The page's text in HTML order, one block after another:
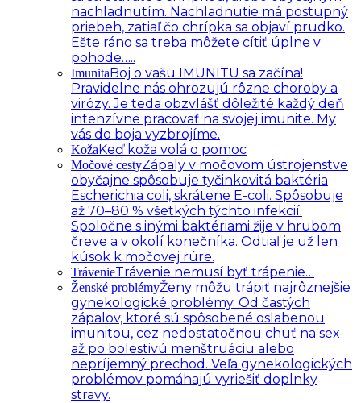
nachladnutím. Nachladnutie má postupný
priebeh, zatiaľ čo chrípka sa objaví prudko.
Ešte ráno sa treba môžete cítiť úplne v
pohode…..
ImunitaBoj o vašu IMUNITU sa začína!
Pravidelne nás ohrozujú rôzne choroby a
virózy. Je teda obzvlášť dôležité každý deň
intenzívne pracovať na svojej imunite. My
vás do boja vyzbrojíme.
KožaKeď koža volá o pomoc
Močové cestyZápaly v močovom ústrojenstve
obyčajne spôsobuje tyčinkovitá baktéria
Escherichia coli, skrátene E-coli. Spôsobuje
až 70–80 % všetkých týchto infekcií.
Spoločne s inými baktériami žije v hrubom
čreve a v okolí konečníka. Odtiaľ je už len
kúsok k močovej rúre.
TrávenieTrávenie nemusí byť trápenie…
Ženské problémyŽeny môžu trápiť najrôznejšie
gynekologické problémy. Od častých
zápalov, ktoré sú spôsobené oslabenou
imunitou, cez nedostatočnou chuť na sex
až po bolestivú menštruáciu alebo
nepríjemný prechod. Veľa gynekologických
problémov pomáhajú vyriešiť doplnky
stravy.